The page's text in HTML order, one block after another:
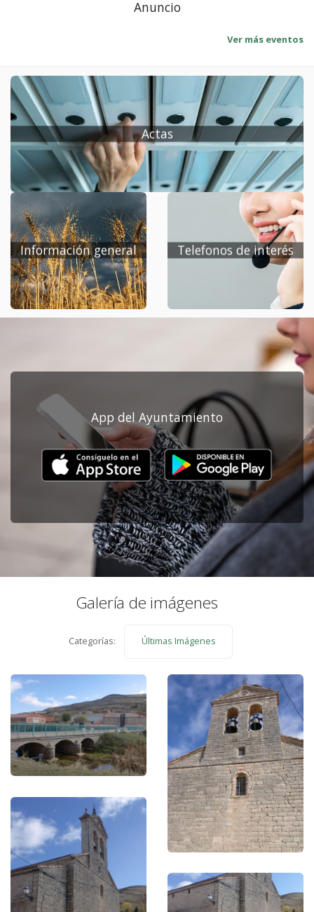
anuncio
Ver más eventos
Actas
Información general Telefonos de interés
App del Ayuntamiento
Galería de imágenes
Categorías: Últimas Imágenes